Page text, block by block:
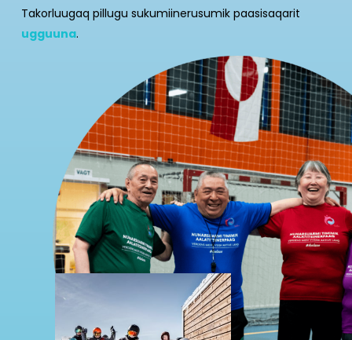
Takorluugaq pillugu sukumiinerusumik paasisaqarit
ugguuna.